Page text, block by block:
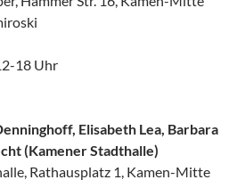
18 Uhr
Elisabeth Lea, Barbara
(Kamener Stadthalle)
Rathausplatz 1, Kamen-Mitte